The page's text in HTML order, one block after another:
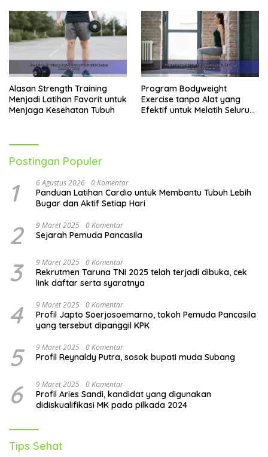
Alasan Strength Training
Menjadi Latihan Favorit untuk
Menjaga Kesehatan Tubuh
Program Bodyweight
Exercise tanpa Alat yang
Efektif untuk Melatih Seluruh
Postingan Populer
1 6 Agustus 2026 0 Komentar
Panduan Latihan Cardio untuk Membantu Tubuh Lebih
Bugar dan Aktif Setiap Hari
2 9 Maret 2025 0 Komentar
Sejarah Pemuda Pancasila
3 9 Maret 2025 0 Komentar
Rekrutmen Taruna TNI 2025 telah terjadi dibuka, cek
link daftar serta syaratnya
4 9 Maret 2025 0 Komentar
Profil Japto Soerjosoemarno, tokoh Pemuda Pancasila
yang tersebut dipanggil KPK
5 9 Maret 2025 0 Komentar
Profil Reynaldy Putra, sosok bupati muda Subang
6 9 Maret 2025 0 Komentar
Profil Aries Sandi, kandidat yang digunakan
didiskualifikasi MK pada pilkada 2024
Tips Sehat